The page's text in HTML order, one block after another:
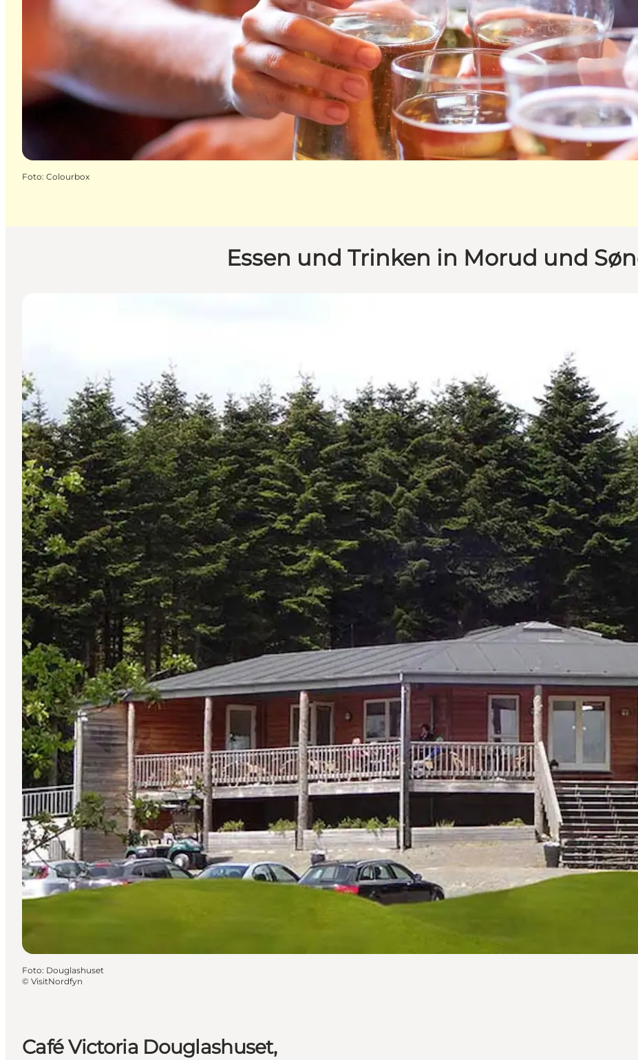
Foto: Colourbox
Essen und Trinken in Morud und
Foto: Douglashuset
© VisitNordfyn
Café Victoria Douglashuset,